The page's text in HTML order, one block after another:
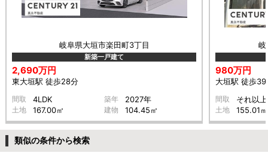
岐阜県大垣市楽田町3丁目
新築一戸建て
2,690万円
東大垣駅 徒歩28分
間取 4LDK 築年 2027年
土地 167.00㎡ 建物 104.45㎡
岐
980万円
大垣駅 徒歩39
間取 それ以上
土地 155.01㎡
類似の条件から検索